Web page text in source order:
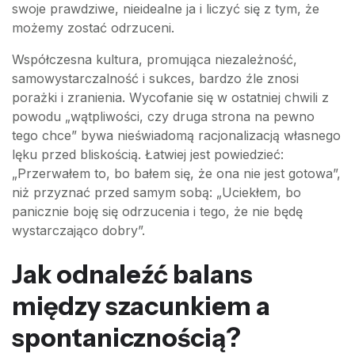
swoje prawdziwe, nieidealne ja i liczyć się z tym, że
możemy zostać odrzuceni.
Współczesna kultura, promująca niezależność,
samowystarczalność i sukces, bardzo źle znosi
porażki i zranienia. Wycofanie się w ostatniej chwili z
powodu „wątpliwości, czy druga strona na pewno
tego chce” bywa nieświadomą racjonalizacją własnego
lęku przed bliskością. Łatwiej jest powiedzieć:
„Przerwałem to, bo bałem się, że ona nie jest gotowa”,
niż przyznać przed samym sobą: „Uciekłem, bo
panicznie boję się odrzucenia i tego, że nie będę
wystarczająco dobry”.
Jak odnaleźć balans
między szacunkiem a
spontanicznością?